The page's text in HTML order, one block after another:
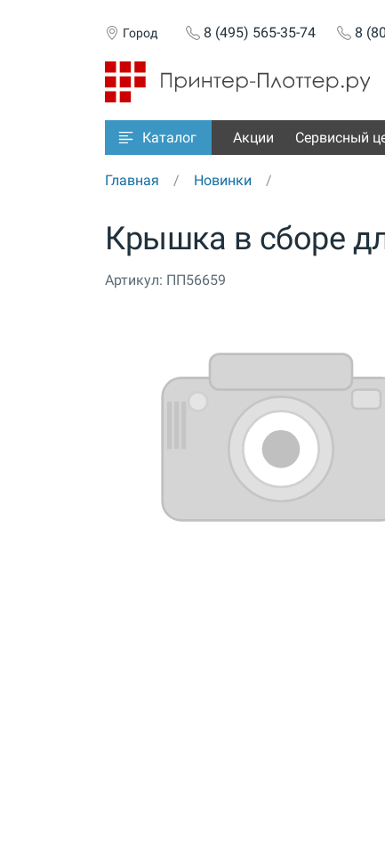
Город 8 (495) 565-35-74 8
Каталог Акции Сервисный
Главная Новинки
Крышка в сборе
Артикул: ПП56659